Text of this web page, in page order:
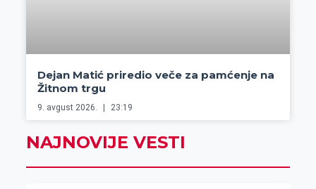
Dejan Matić priredio veče za pamćenje na
Žitnom trgu
9. avgust 2026. 23:19
NAJNOVIJE VESTI